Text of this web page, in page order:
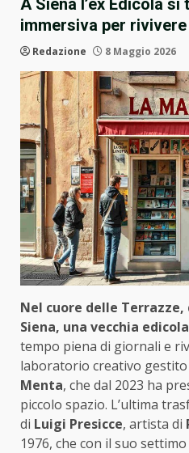
A Siena l’ex Edicola
immersiva per
Redazione 8 Maggio 2026
Nel cuore delle
Siena, una vecchia
tempo piena di giornali e
laboratorio creativo gestito
Menta, che dal 2023 ha
piccolo spazio. L’ultima
di Luigi Presicce, artista di
1976, che con il suo